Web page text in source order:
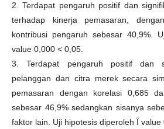
2. Terdapat pengaruh positif dan
terhadap kinerja pemasaran,
kontribusi pengaruh sebesar 40,9%.
value 0,000 < 0,05.
3. Terdapat pengaruh positif dan
pelanggan dan citra merek secara
pemasaran dengan korelasi 0,685
sebesar 46,9% sedangkan sisanya
faktor lain. Uji hipotesis diperoleh Ï value